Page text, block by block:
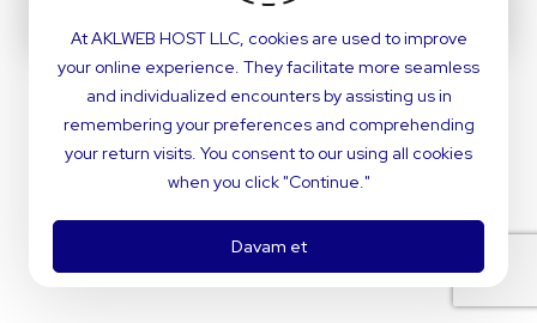
At AKLWEB HOST LLC, cookies are used to improve
your online experience. They facilitate more seamless
and individualized encounters by assisting us in
remembering your preferences and comprehending
your return visits. You consent to our using all cookies
when you click "Continue."
Davam et